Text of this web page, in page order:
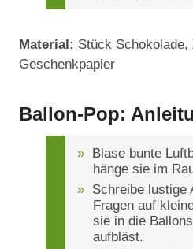
Material: Stück Schokolade,
Geschenkpapier
Ballon-Pop:
Blase bunte
hänge sie im
Schreibe lustige
Fragen auf
sie in die
aufbläst.